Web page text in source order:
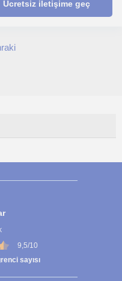
Ücretsiz iletişime geç
9,5/10
sayısı